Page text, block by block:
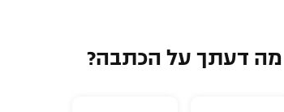
מה דעתך על הכתבה?